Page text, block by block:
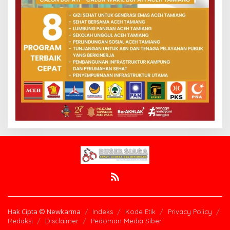
Hak Cipta © Newkarma Indeks Kode Etik
Privacy Policy
Redaksi
Disclaimer Pedoman Media Siber